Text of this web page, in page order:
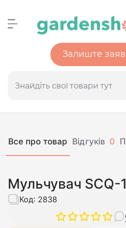
Залиште
Все про товар Відгуків 0
Мульчувач SCQ-
Код: 2838